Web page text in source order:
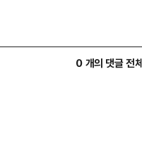
0 개의 댓글 전